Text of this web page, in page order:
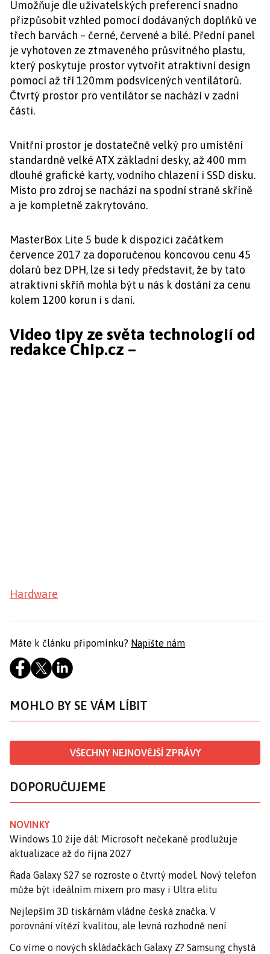
Umožňuje dle uživatelských preferencí snadno
přizpůsobit vzhled pomocí dodávaných doplňků ve
třech barvách – černé, červené a bílé. Přední panel
je vyhotoven ze ztmaveného průsvitného plastu,
který poskytuje prostor vytvořit atraktivní design
pomocí až tří 120mm podsvícených ventilátorů.
Čtvrtý prostor pro ventilátor se nachází v zadní
části.
Vnitřní prostor je dostatečně velký pro umístění
standardně velké ATX základní desky, až 400 mm
dlouhé grafické karty, vodního chlazení i SSD disku.
Místo pro zdroj se nachází na spodní straně skříně
a je kompletně zakrytováno.
MasterBox Lite 5 bude k dispozici začátkem
července 2017 za doporučenou koncovou cenu 45
dolarů bez DPH, lze si tedy představit, že by tato
atraktivní skříň mohla být u nás k dostání za cenu
kolem 1200 korun i s daní.
Video tipy ze světa technologií od
redakce Chip.cz –
Hardware
Máte k článku připomínku? Napište nám
MOHLO BY SE VÁM LÍBIT
VŠECHNY NEJNOVĚJŠÍ ZPRÁVY
DOPORUČUJEME
NOVINKY
Windows 10 žije dál: Microsoft nečekaně prodlužuje
aktualizace až do října 2027
Řada Galaxy S27 se rozroste o čtvrtý model. Nový telefon
může být ideálním mixem pro masy i Ultra elitu
Nejlepším 3D tiskárnám vládne česká značka. V
porovnání vítězí kvalitou, ale levná rozhodně není
Co víme o nových skládačkách Galaxy Z? Samsung chystá